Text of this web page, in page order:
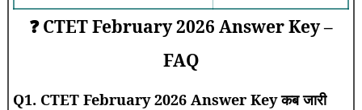
❓ CTET February 2026 Answer Key –
FAQ
Q1. CTET February 2026 Answer Key कब जारी